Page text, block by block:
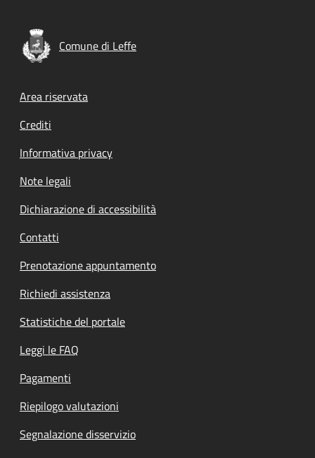
Comune di Leffe
Footer menu
Area riservata
Crediti
Informativa privacy
Note legali
Dichiarazione di accessibilità
Contatti
Prenotazione appuntamento
Richiedi assistenza
Statistiche del portale
Leggi le FAQ
Pagamenti
Riepilogo valutazioni
Segnalazione disservizio